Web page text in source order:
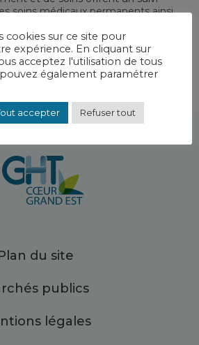
soins médicaux permanents ainsi
du site
publics
légales
cookies sur ce site pour
expérience. En cliquant sur
acceptez l'utilisation de tous
pouvez également paramétrer
accepter Refuser tout